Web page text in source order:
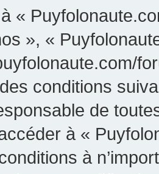
«
», «
conditions
de
à «
à